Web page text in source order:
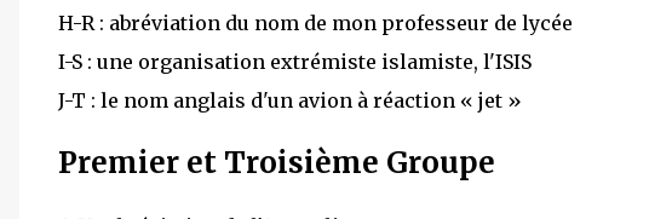
H-R : abréviation du nom de mon professeur de lycée
I-S : une organisation extrémiste islamiste, l'ISIS
J-T : le nom anglais d'un avion à réaction « jet »
Premier et Troisième Groupe